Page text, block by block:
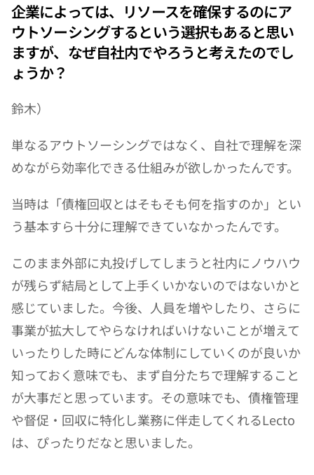
企業によっては、リソースを確保するのにア
ウトソーシングするという選択もあると思い
ますが、なぜ自社内でやろうと考えたのでし
ょうか？
鈴木）
単なるアウトソーシングではなく、自社で理解を深
めながら効率化できる仕組みが欲しかったんです。
当時は「債権回収とはそもそも何を指すのか」とい
う基本すら十分に理解できていなかったんです。
このまま外部に丸投げしてしまうと社内にノウハウ
が残らず結局として上手くいかないのではないかと
感じていました。今後、人員を増やしたり、さらに
事業が拡大してやらなければいけないことが増えて
いったりした時にどんな体制にしていくのが良いか
知っておく意味でも、まず自分たちで理解すること
が大事だと思っています。その意味でも、債権管理
や督促・回収に特化し業務に伴走してくれるLecto
は、ぴったりだなと思いました。